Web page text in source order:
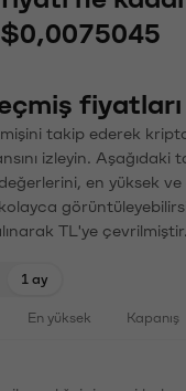
$0,0075045
fiyatları
takip ederek
izleyin. Aşağıdaki
değerlerini, en yüksek
TL'ye çevrilmiştir.
1 ay
En yüksek Kapanış